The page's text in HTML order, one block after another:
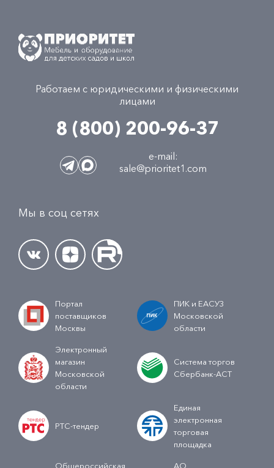
Работаем с юридическими и физическими
лицами
8 (800) 200-96-37
e-mail:
sale@prioritet1.com
Мы в соц сетях
Портал
поставщиков
Москвы
ПИК и ЕАСУЗ
Московской
области
Электронный
магазин
Московской
области
Система торгов
Сбербанк-АСТ
РТС-тендер
Единая
электронная
торговая
площадка
Общероссийская АО